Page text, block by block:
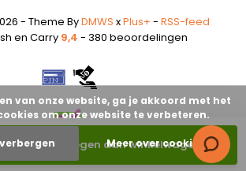
Toevoegen aan winkelwagen
- Theme ByDMWS xPlus+ - RSS-feed
en Carry 9,4 - 380 beoordelingen
van onze website, ga je akkoord met het
om onze website te verbeteren.
Meer over cookies »